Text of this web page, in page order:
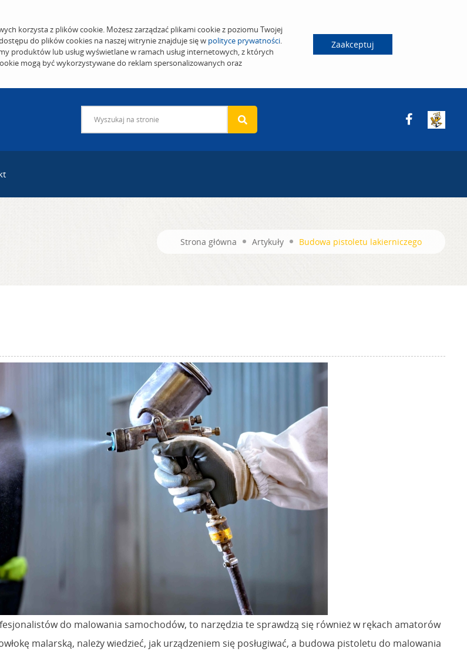
korzysta z plików cookie. Możesz zarządzać plikami cookie z poziomu Twojej
do plików cookies na naszej witrynie znajduje się w polityce prywatności.
produktów lub usług wyświetlane w ramach usług internetowych, z których
mogą być wykorzystywane do reklam spersonalizowanych oraz
Zaakceptuj
Strona główna Artykuły Budowa pistoletu lakierniczego
do malowania samochodów, to narzędzia te sprawdzą się również w rękach amatorów
malarską, należy wiedzieć, jak urządzeniem się posługiwać, a budowa pistoletu do malowania